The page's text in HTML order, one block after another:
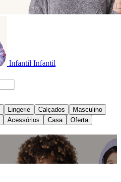
Infantil Infantil
Lingerie Calçados
Masculino
Acessórios Casa Oferta